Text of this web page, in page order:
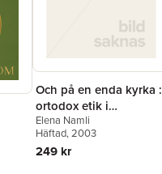
Och på en enda kyrka :
ortodox etik i
ekumenisk dialog
Elena Namli
Häftad, 2003
249 kr